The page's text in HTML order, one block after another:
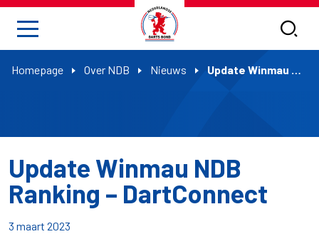
Homepage Over NDB Nieuws Update Winmau NDB Ranking – DartConnect
Update Winmau NDB
Ranking – DartConnect
3 maart 2023